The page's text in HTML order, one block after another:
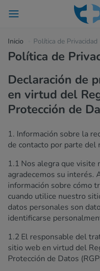
Inicio Política de Privacidad
Política de
Declaración de
en virtud del
Protección de
1. Información sobre la
de contacto por parte del
1.1 Nos alegra que
agradecemos su interés.
información sobre cómo
cuando utilice nuestro
datos personales son
identificarse
1.2 El responsable del
sitio web en virtud del
Protección de Datos